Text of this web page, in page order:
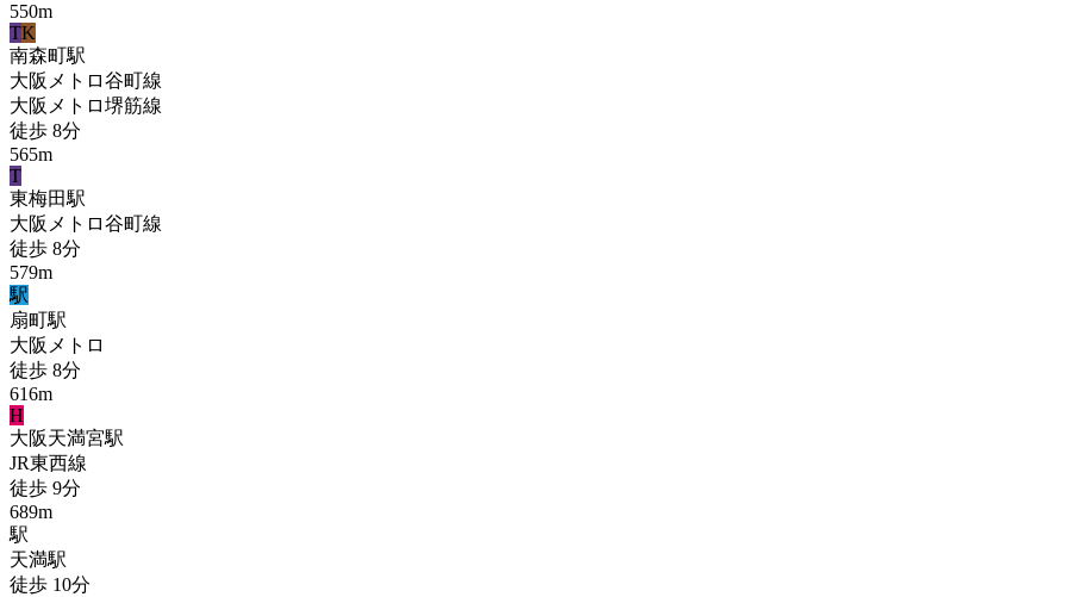
550m
TK
南森町駅
大阪メトロ谷町線
大阪メトロ堺筋線
徒歩 8分
565m
T
東梅田駅
大阪メトロ谷町線
徒歩 8分
579m
駅
扇町駅
大阪メトロ
徒歩 8分
616m
H
大阪天満宮駅
JR東西線
徒歩 9分
689m
駅
天満駅
徒歩 10分